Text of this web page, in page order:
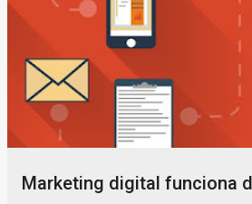
P
a
Marketing digital funciona